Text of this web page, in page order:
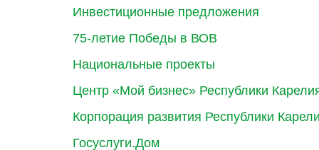
Инвестиционные предложения
75-летие Победы в ВОВ
Национальные проекты
Центр «Мой бизнес» Республики
Корпорация развития Республики
Госуслуги.Дом